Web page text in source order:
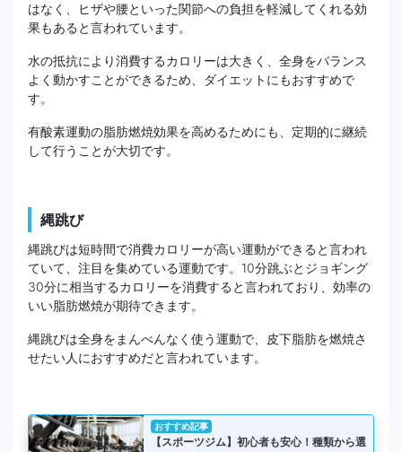
はなく、ヒザや腰といった関節への負担を軽減してくれる効
果もあると言われています。
水の抵抗により消費するカロリーは大きく、全身をバランス
よく動かすことができるため、ダイエットにもおすすめで
す。
有酸素運動の脂肪燃焼効果を高めるためにも、定期的に継続
して行うことが大切です。
縄跳び
縄跳びは短時間で消費カロリーが高い運動ができると言われ
ていて、注目を集めている運動です。10分跳ぶとジョギング
30分に相当するカロリーを消費すると言われており、効率の
いい脂肪燃焼が期待できます。
縄跳びは全身をまんべんなく使う運動で、皮下脂肪を燃焼さ
せたい人におすすめだと言われています。
おすすめ記事
【スポーツジム】初心者も安心！種類から選